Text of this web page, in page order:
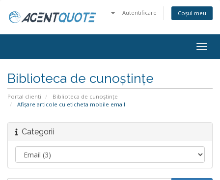
Autentificare Coșul meu
Biblioteca de cunoștințe
Portal clienți
Biblioteca de cunoștințe
Afișare articole cu eticheta mobile email
Categorii